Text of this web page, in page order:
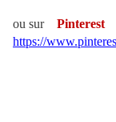
ou sur Pinterest
https://